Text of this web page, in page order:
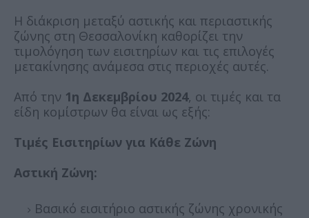
Η διάκριση μεταξύ αστικής και περιαστικής
ζώνης στη Θεσσαλονίκη καθορίζει την
τιμολόγηση των εισιτηρίων και τις επιλογές
μετακίνησης ανάμεσα στις περιοχές αυτές.
Από την 1η Δεκεμβρίου 2024, οι τιμές και τα
είδη κομίστρων θα είναι ως εξής:
Τιμές Εισιτηρίων για Κάθε Ζώνη
Αστική Ζώνη:
Βασικό εισιτήριο αστικής ζώνης χρονικής